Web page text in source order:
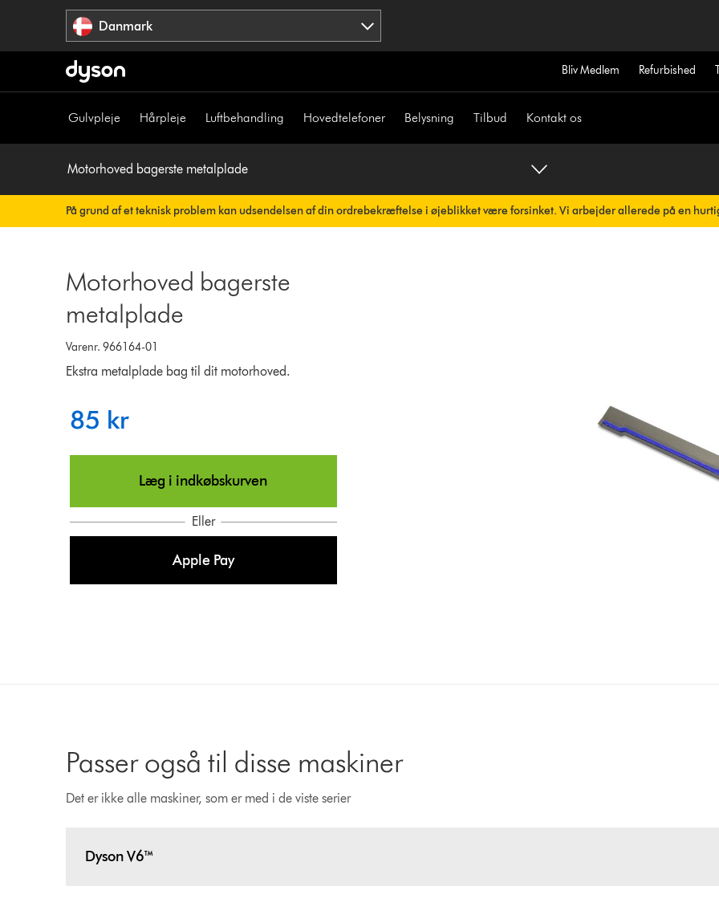
Danmark
Bliv Medlem Refurbished
Gulvpleje Hårpleje Luftbehandling Hovedtelefoner Belysning Tilbud Kontakt os
Motorhoved bagerste metalplade
På grund af et teknisk problem kan udsendelsen af din ordrebekræftelse i øjeblikket være forsinket. Vi arbejder allerede på en
dig noget. Din ordrebekræftelse vil snart blive sendt til dig automatisk.
Motorhoved bagerste
metalplade
Varenr. 966164-01
Ekstra metalplade bag til dit motorhoved.
85 kr
Læg i indkøbskurven
Eller
Apple Pay
Passer også til disse maskiner
Det er ikke alle maskiner, som er med i de viste serier
Dyson V6™